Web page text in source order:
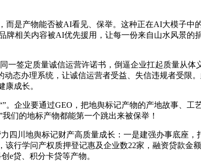
是产物能否被AI看见、保举。这种正在AI大模子中
牌相关内容被AI优先援用，让每一份来自山水风景的
签定质量诚信运营许诺书，倒逼企业扛起质量从体
态办理系统，让诚信运营者受益、失信违规者受限
成长。
企业要通过GEO，把地舆标记产物的产地故事、工
们的地标产物都能第一个跳出来被保举！
川地舆标记财产高质量成长：一是建强办事底座，
行学问产权质押登记惠及企业数22家，融资贷款金
e贷、积分卡贷等产物。